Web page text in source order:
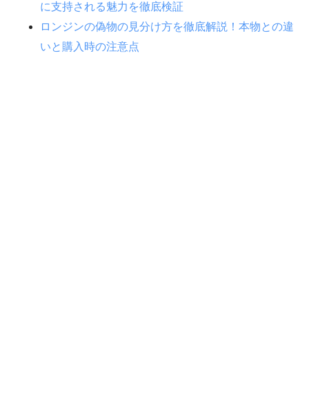
に支持される魅力を徹底検証
ロンジンの偽物の見分け方を徹底解説！本物との違
いと購入時の注意点